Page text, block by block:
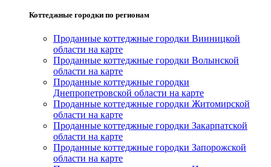
Коттеджные городки по регионам
Проданные коттеджные городки Винницкой
области на карте
Проданные коттеджные городки Волынской
области на карте
Проданные коттеджные городки
Днепропетровской области на карте
Проданные коттеджные городки Житомирской
области на карте
Проданные коттеджные городки Закарпатской
области на карте
Проданные коттеджные городки Запорожской
области на карте